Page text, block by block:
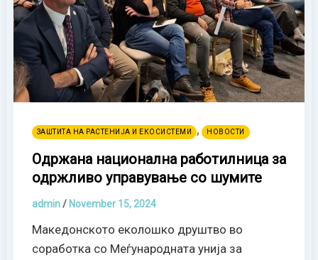
ЗАШТИТА НА РАСТЕНИЈА И ЕКОСИСТЕМИ , НОВОСТИ
Одржана национална работилница за
одржливо управување со шумите
admin/ November 15, 2024
Македонското еколошко друштво во
соработка со Меѓународната унија за